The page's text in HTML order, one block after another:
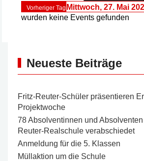
Vorheriger Tag Mittwoch, 27. Mai
wurden keine Events gefunden
Neueste Beiträge
Fritz-Reuter-Schüler präsentieren
Projektwoche
78 Absolventinnen und
Reuter-Realschule verabschiedet
Anmeldung für die 5. Klassen
Müllaktion um die Schule